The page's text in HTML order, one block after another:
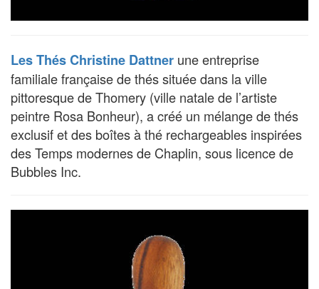
Les Thés Christine Dattner une entreprise
familiale française de thés située dans la ville
pittoresque de Thomery (ville natale de l’artiste
peintre Rosa Bonheur), a créé un mélange de thés
exclusif et des boîtes à thé rechargeables inspirées
des Temps modernes de Chaplin, sous licence de
Bubbles Inc.